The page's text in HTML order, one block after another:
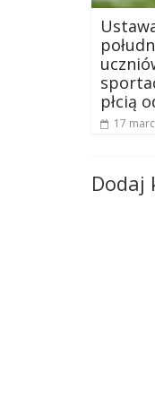
płcią
17
Dodaj